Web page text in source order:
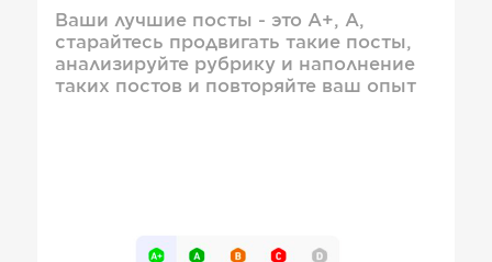
Ваши лучшие посты - это А+, А,
старайтесь продвигать такие посты,
анализируйте рубрику и наполнение
таких постов и повторяйте ваш опыт